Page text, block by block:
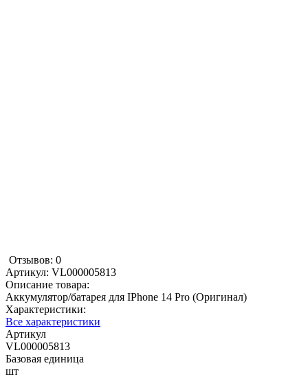
Отзывов: 0
Артикул: VL000005813
Описание товара:
Аккумулятор/батарея для IPhone 14 Pro (Оригинал)
Характеристики:
Все характеристики
Артикул
VL000005813
Базовая единица
шт